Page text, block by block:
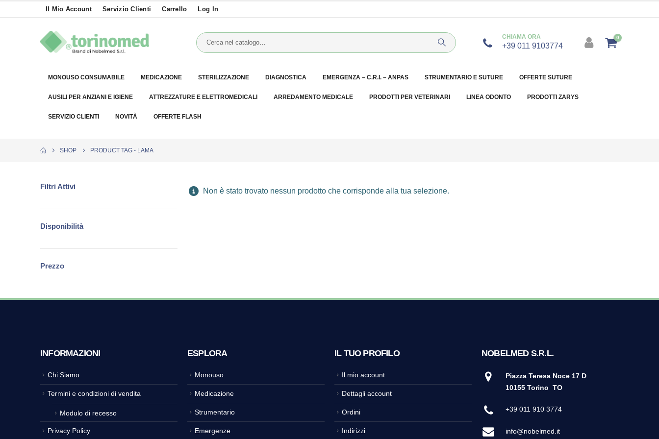
Il Mio Account Servizio Clienti Carrello Log In
CHIAMA ORA
+39 011 9103774
0
MONOUSO CONSUMABILE MEDICAZIONE STERILIZZAZIONE DIAGNOSTICA EMERGENZA – C.R.I. – ANPAS STRUMENTARIO E SUTURE OFFERTE SUTURE
AUSILI PER ANZIANI E IGIENE ATTREZZATURE E ELETTROMEDICALI ARREDAMENTO MEDICALE PRODOTTI PER VETERINARI LINEA ODONTO PRODOTTI ZARYS
SERVIZIO CLIENTI NOVITÀ OFFERTE FLASH
SHOP PRODUCT TAG - LAMA
Non è stato trovato nessun prodotto che corrisponde alla tua selezione.
Filtri Attivi
Disponibilità
Prezzo
INFORMAZIONI
Chi Siamo
Termini e condizioni di vendita
Modulo di recesso
Privacy Policy
ESPLORA
Monouso
Medicazione
Strumentario
Emergenze
IL TUO PROFILO
Il mio account
Dettagli account
Ordini
Indirizzi
NOBELMED S.R.L.
Piazza Teresa Noce 17 D
10155 Torino TO
+39 011 910 3774
info@nobelmed.it